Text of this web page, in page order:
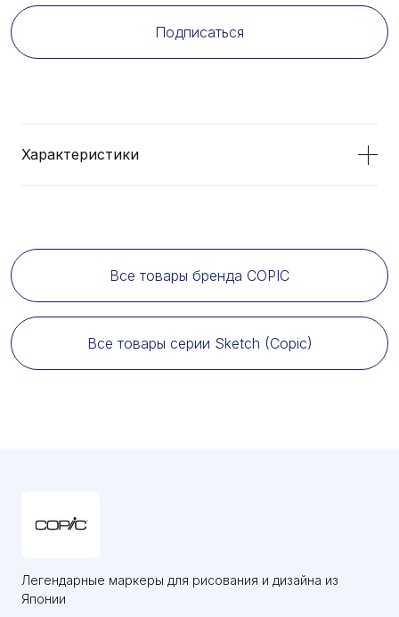
Подписаться
Характеристики
Все товары бренда COPIC
Все товары серии Sketch (Copic)
Легендарные маркеры для рисования и дизайна из
Японии